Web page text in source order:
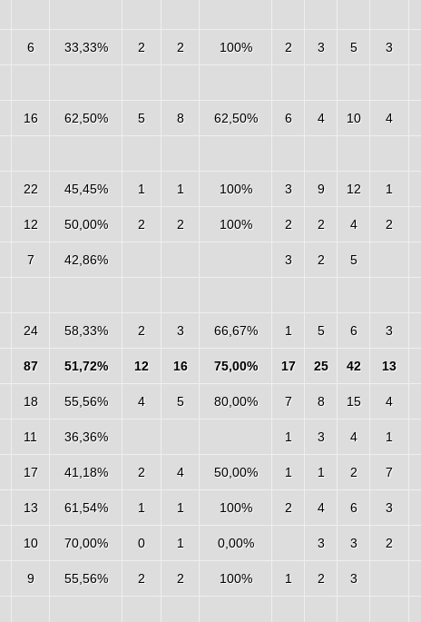
6 33,33% 2 2 100% 2 3 5 3
16 62,50% 5 8 62,50% 6 4 10 4
22 45,45% 1 1 100% 3 9 12 1
12 50,00% 2 2 100% 2 2 4 2
7 42,86% 3 2 5
24 58,33% 2 3 66,67% 1 5 6 3
87 51,72% 12 16 75,00% 17 25 42 13
18 55,56% 4 5 80,00% 7 8 15 4
11 36,36% 1 3 4 1
17 41,18% 2 4 50,00% 1 1 2 7
13 61,54% 1 1 100% 2 4 6 3
10 70,00% 0 1 0,00% 3 3 2
9 55,56% 2 2 100% 1 2 3